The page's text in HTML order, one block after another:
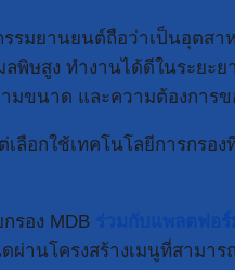
รมยานยนต์ถือว่าเป็นอุต
พิษสูง ทำงานได้ดีในระยะ
มขนาด และความต้องการ
ลือกใช้เทคโนโลยีการกร
รอง MDB
านโครงสร้างเมนูที่สามา